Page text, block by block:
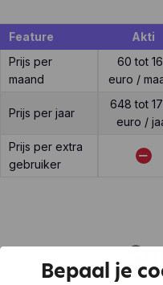
Feature Akti
Prijs per
maand
60 tot
euro /
Prijs per jaar
648 tot
euro /
Prijs per extra
gebruiker
Bepaal je